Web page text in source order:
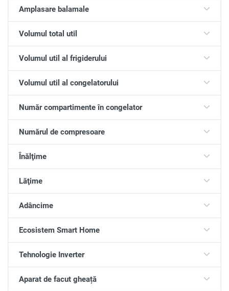
Amplasare balamale
Volumul total util
Volumul util al frigiderului
Volumul util al congelatorului
Număr compartimente în congelator
Numărul de compresoare
Înălţime
Lăţime
Adâncime
Ecosistem Smart Home
Tehnologie Inverter
Aparat de facut gheață